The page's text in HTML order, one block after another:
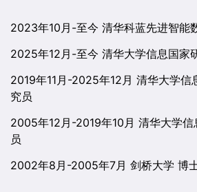
2023年10月-至今 清华科蓝先进智能
2025年12月-至今 清华大学信息国家
2019年11月-2025年12月 清华大学信
究员
2005年12月-2019年10月 清华大学信
员
2002年8月-2005年7月 剑桥大学 博